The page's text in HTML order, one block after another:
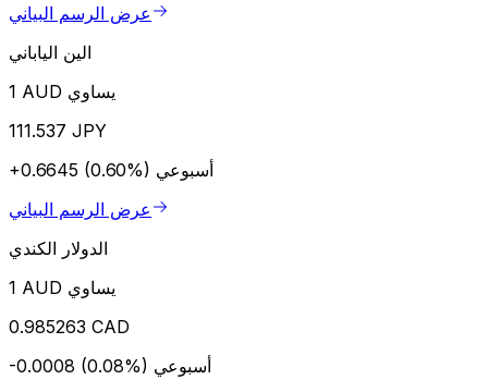
عرض الرسم البياني
الين الياباني
1 AUD يساوي
111.537 JPY
+0.6645 (0.60%) أسبوعي
عرض الرسم البياني
الدولار الكندي
1 AUD يساوي
0.985263 CAD
-0.0008 (0.08%) أسبوعي